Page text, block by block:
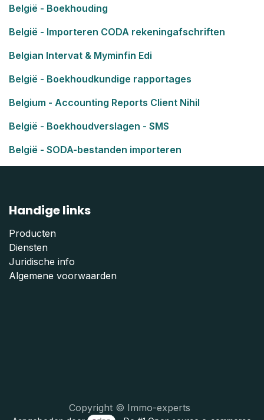
België - Boekhouding
België - Importeren CODA rekeningafschriften
Belgian Intervat & Myminfin Edi
België - Boekhoudkundige rapportages
Belgium - Accounting Reports Client Nihil
België - Boekhoudverslagen - SMS
België - SODA-bestanden importeren
Handige links
Producten
Diensten
Juridische info
Algemene voorwaarden
Copyright © Immo-experts